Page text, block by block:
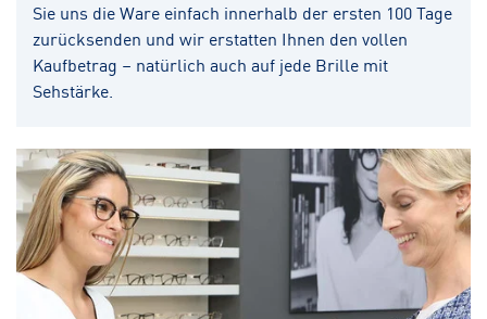
Sie uns die Ware einfach innerhalb der ersten 100 Tage
zurücksenden und wir erstatten Ihnen den vollen
Kaufbetrag – natürlich auch auf jede Brille mit
Sehstärke.